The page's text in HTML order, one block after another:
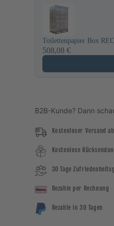
Toilettenpapier Box
508,08 €
B2B-Kunde? Dann
Kostenloser Versand
Kostenlose
30 Tage
Bezahle per Rechnung
Bezahle in 30 Tagen